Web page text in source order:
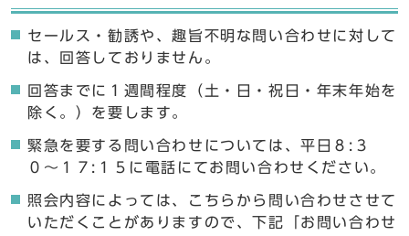
セールス・勧誘や、趣旨不明な問い合わせに対して
は、回答しておりません。
回答までに１週間程度（土・日・祝日・年末年始を
除く。）を要します。
緊急を要する問い合わせについては、平日８:３
０〜１７:１５に電話にてお問い合わせください。
照会内容によっては、こちらから問い合わせさせて
いただくことがありますので、下記「お問い合わせ